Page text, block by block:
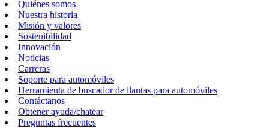
Quiénes somos
Nuestra historia
Misión y valores
Sostenibilidad
Innovación
Noticias
Carreras
Soporte para automóviles
Herramienta de buscador de llantas para automóviles
Contáctanos
Obtener ayuda/chatear
Preguntas frecuentes